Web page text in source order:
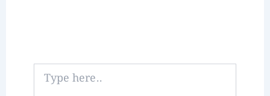
Type
here..